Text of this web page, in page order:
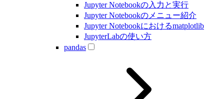
Jupyter Notebookの入力と実行
Jupyter Notebookのメニュー紹介
Jupyter Notebookにおけるmatplotlib
JupyterLabの使い方
pandas